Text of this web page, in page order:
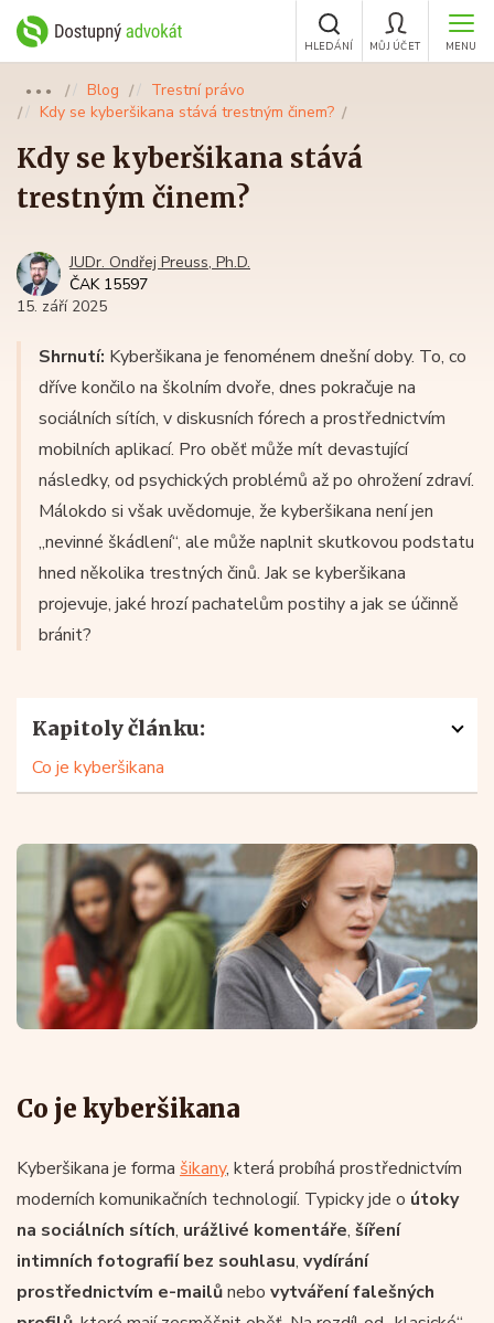
MENU
MŮJ ÚČET
HLEDÁNÍ
●●● Blog
Trestní právo
Kdy se kyberšikana stává trestným činem?
Kdy se kyberšikana stává
trestným činem?
JUDr. Ondřej Preuss, Ph.D.
ČAK 15597
15. září 2025
Shrnutí: Kyberšikana je fenoménem dnešní doby. To, co
dříve končilo na školním dvoře, dnes pokračuje na
sociálních sítích, v diskusních fórech a prostřednictvím
mobilních aplikací. Pro oběť může mít devastující
následky, od psychických problémů až po ohrožení zdraví.
Málokdo si však uvědomuje, že kyberšikana není jen
„nevinné škádlení“, ale může naplnit skutkovou podstatu
hned několika trestných činů. Jak se kyberšikana
projevuje, jaké hrozí pachatelům postihy a jak se účinně
bránit?
Kapitoly článku:
Co je kyberšikana
Co je kyberšikana
Kyberšikana je forma šikany, která probíhá prostřednictvím
moderních komunikačních technologií. Typicky jde o útoky
na sociálních sítích, urážlivé komentáře, šíření
intimních fotografií bez souhlasu, vydírání
prostřednictvím e-mailůnebo vytváření falešných